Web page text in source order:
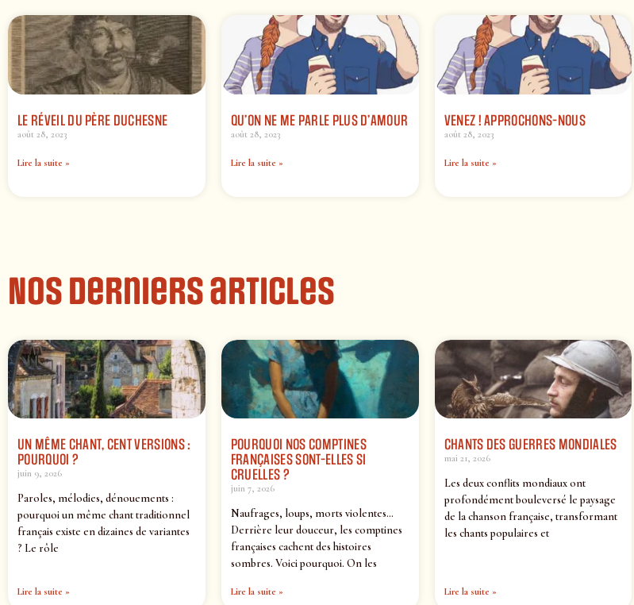
LE RÉVEIL DU PÈRE DUCHESNE
août 28, 2023
Lire la suite »
QU’ON NE ME PARLE PLUS D’AMOUR
août 28, 2023
Lire la suite »
VENEZ ! APPROCHONS-NOUS
août 28, 2023
Lire la suite »
Nos derniers articles
UN MÊME CHANT, CENT VERSIONS :
POURQUOI ?
juin 9, 2026
Paroles, mélodies, dénouements :
pourquoi un même chant traditionnel
français existe en dizaines de variantes
? Le rôle
Lire la suite »
POURQUOI NOS COMPTINES
FRANÇAISES SONT-ELLES SI
CRUELLES ?
juin 7, 2026
Naufrages, loups, morts violentes…
Derrière leur douceur, les comptines
françaises cachent des histoires
sombres. Voici pourquoi. On les
Lire la suite »
CHANTS DES GUERRES MONDIALES
mai 21, 2026
Les deux conflits mondiaux ont
profondément bouleversé le paysage
de la chanson française, transformant
les chants populaires et
Lire la suite »